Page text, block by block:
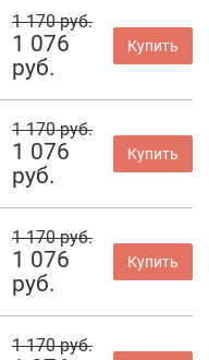
1 170 руб.
1 076
руб.
Купить
1 170 руб.
1 076
руб.
Купить
1 170 руб.
1 076
руб.
Купить
1 170 руб.